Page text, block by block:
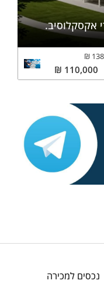
אקסקלוסיב.
138
₪
110,000
₪
נכסים למכירה